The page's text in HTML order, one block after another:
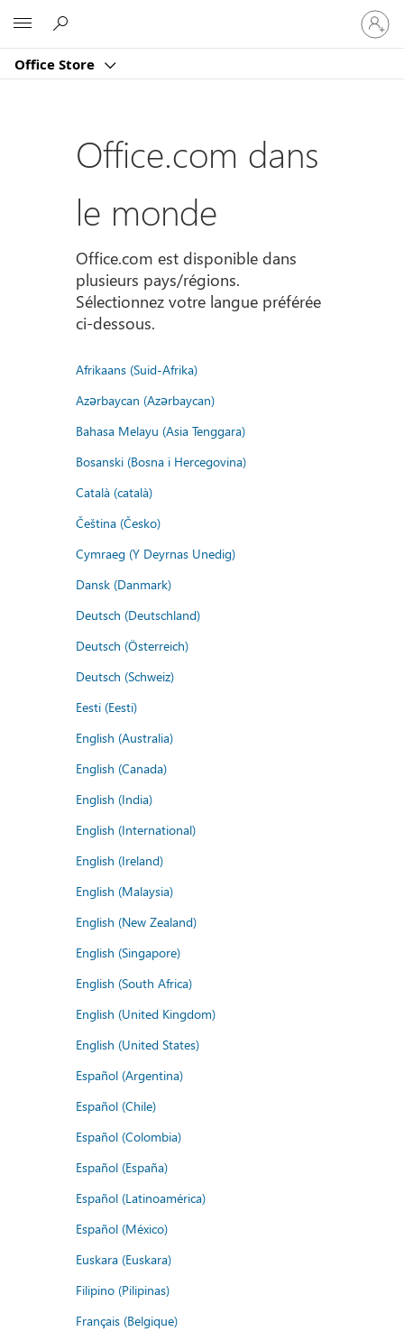
Office Store
vous
à
compte
Office.com dans
le monde
Office.com est disponible dans
plusieurs pays/régions.
Sélectionnez votre langue préférée
ci-dessous.
Afrikaans (Suid-Afrika)
Azərbaycan (Azərbaycan)
Bahasa Melayu (Asia Tenggara)
Bosanski (Bosna i Hercegovina)
Català (català)
Čeština (Česko)
Cymraeg (Y Deyrnas Unedig)
Dansk (Danmark)
Deutsch (Deutschland)
Deutsch (Österreich)
Deutsch (Schweiz)
Eesti (Eesti)
English (Australia)
English (Canada)
English (India)
English (International)
English (Ireland)
English (Malaysia)
English (New Zealand)
English (Singapore)
English (South Africa)
English (United Kingdom)
English (United States)
Español (Argentina)
Español (Chile)
Español (Colombia)
Español (España)
Español (Latinoamérica)
Español (México)
Euskara (Euskara)
Filipino (Pilipinas)
Français (Belgique)